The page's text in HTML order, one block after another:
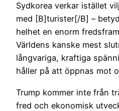
Sydkorea verkar istället
med [B]turister[/B] –
helhet en enorm
Världens kanske mest
långvariga, kraftiga
håller på att öppnas mot
Trump kommer inte från
fred och ekonomisk